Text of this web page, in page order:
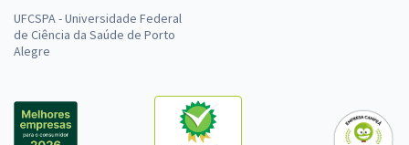
UFCSPA - Universidade Federal
de Ciência da Saúde de Porto
Alegre